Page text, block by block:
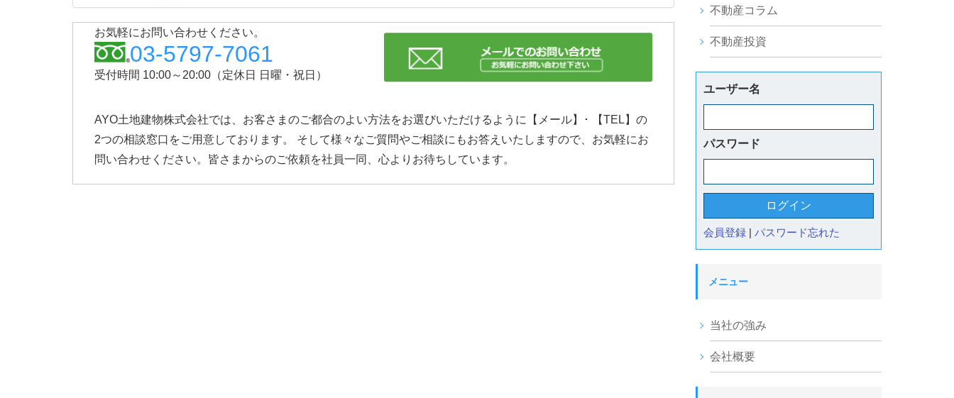
お気軽にお問い合わせください。
03-5797-7061
受付時間 10:00～20:00（定休日 日曜・祝日）
AYO土地建物株式会社では、お客さまのご都合のよい方法をお選びいただけるように【メール】･ 【TEL】の
2つの相談窓口をご用意しております。 そして様々なご質問やご相談にもお答えいたしますので、お気軽にお
問い合わせください。皆さまからのご依頼を社員一同、心よりお待ちしています。
不動産コラム
不動産投資
ユーザー名
パスワード
会員登録| パスワード忘れた
メニュー
当社の強み
会社概要